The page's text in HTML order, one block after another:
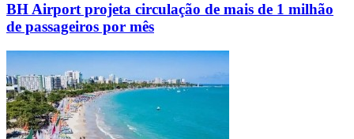
BH Airport projeta circulação de mais de 1 milhão
de passageiros por mês